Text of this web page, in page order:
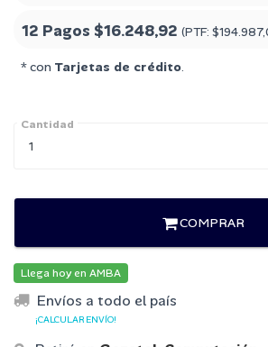
12 Pagos $16.248,92 (PTF:
* con Tarjetas de crédito.
Cantidad
COMPRAR
Llega hoy en AMBA
Envíos a todo el país
¡CALCULAR ENVÍO!